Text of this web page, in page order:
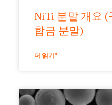
NiTi 분말 개요 (
합금 분말)
더 읽기"